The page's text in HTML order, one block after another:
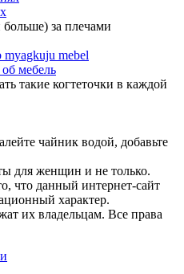
больше) за плечами
мебель
такие когтеточки в каждой
чайник водой, добавьте
для женщин и не только.
что данный интернет-сайт
характер.
их владельцам. Все права